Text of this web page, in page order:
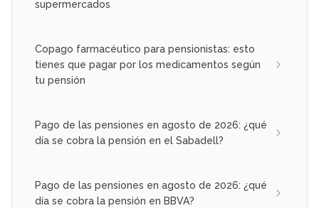
supermercados
Copago farmacéutico para pensionistas: esto
tienes que pagar por los medicamentos según
tu pensión
Pago de las pensiones en agosto de 2026: ¿qué
día se cobra la pensión en el Sabadell?
Pago de las pensiones en agosto de 2026: ¿qué
día se cobra la pensión en BBVA?